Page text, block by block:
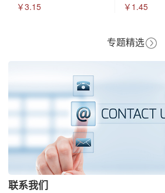
￥3.15 ￥1.45
专题精选
联系我们